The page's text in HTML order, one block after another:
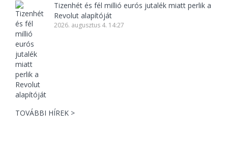
Tizenhét és fél millió eurós jutalék miatt perlik a
Revolut alapítóját
2026. augusztus 4. 14:27
TOVÁBBI HÍREK >